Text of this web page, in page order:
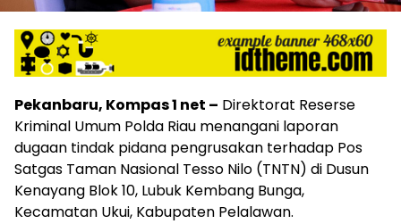
Pekanbaru, Kompas 1 net – Direktorat Reserse
Kriminal Umum Polda Riau menangani laporan
dugaan tindak pidana pengrusakan terhadap Pos
Satgas Taman Nasional Tesso Nilo (TNTN) di Dusun
Kenayang Blok 10, Lubuk Kembang Bunga,
Kecamatan Ukui, Kabupaten Pelalawan.